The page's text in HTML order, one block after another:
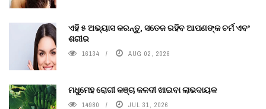
ଏହି ୫ ଅଭ୍ୟାସ କରନ୍ତୁ, ସତେଜ ରହିବ ଆପଣଙ୍କ ଚର୍ମ ଏବଂ
ଶରୀର
16134 AUG 02, 2026
ମଧୁମେହ ରୋଗୀ କଞ୍ଚା କଳଦୀ ଖାଇବା ଲାଭଦାୟକ
14980 JUL 31, 2026